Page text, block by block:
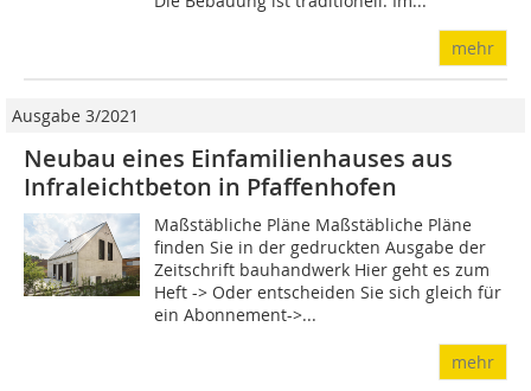
mehr
Ausgabe 3/2021
Neubau eines Einfamilienhauses aus
Infraleichtbeton in Pfaffenhofen
Maßstäbliche Pläne Maßstäbliche Pläne
finden Sie in der gedruckten Ausgabe der
Zeitschrift bauhandwerk Hier geht es zum
Heft -> Oder entscheiden Sie sich gleich für
ein Abonnement->...
mehr